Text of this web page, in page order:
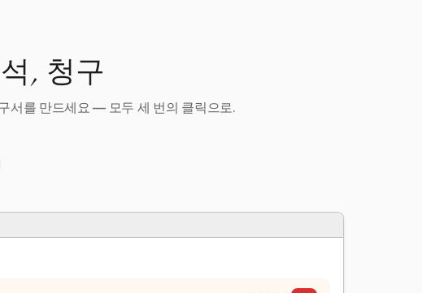
, 청구
서를 만드세요 — 모두 세 번의 클릭으로.